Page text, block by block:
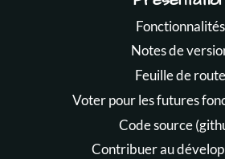
Fonctionnalités
Notes de
Feuille de route
Voter pour les futures
Code source
Contribuer au